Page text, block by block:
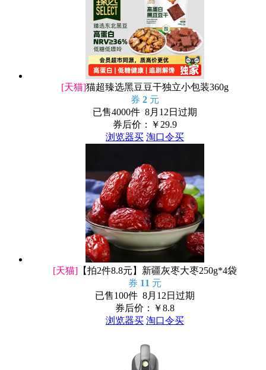
[天猫]猫超臻选黑豆豆干独立小包装360g
券 2 元
已售4000件 8月12日过期
券后价：￥ 29.9
浏览器买 淘口令买
[天猫] 【拍2件8.8元】新疆灰枣大枣250g*4袋
券 11 元
已售100件 8月12日过期
券后价：￥8.8
浏览器买 淘口令买